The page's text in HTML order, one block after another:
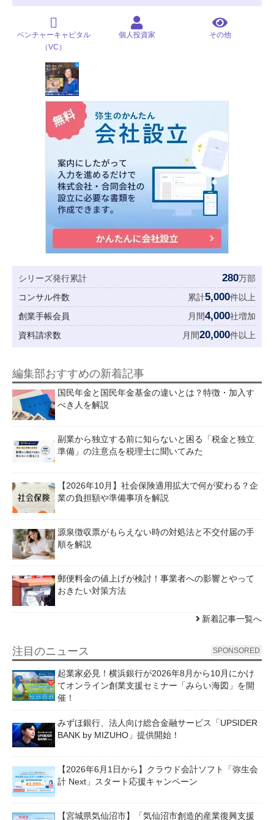
ベンチャーキャピタル
（VC）
個人投資家 その他
シリーズ発行累計 280万部
コンサル件数
累計5,000件以上
創業手帳会員
月間4,000社増加
資料請求数
月間20,000件以上
編集部おすすめの新着記事
国民年金と国民年金基金の違いとは？特徴・加入す
べき人を解説
副業から独立する前に知らないと困る「税金と独立
準備」の注意点を税理士に聞いてみた
【2026年10月】社会保険適用拡大で何が変わる？企
業の負担額や準備事項を解説
源泉徴収票がもらえない時の対処法と不交付届の手
順を解説
郵便料金の値上げが検討！事業者への影響とやって
おきたい対策方法
新着記事一覧へ
注目のニュース SPONSORED
起業家必見！横浜銀行が2026年8月から10月にかけ
てオンライン創業支援セミナー「みらい海図」を開
催！
みずほ銀行、法人向け総合金融サービス「UPSIDER
BANK by MIZUHO」提供開始！
【2026年6月1日から】クラウド会計ソフト「弥生会
計 Next」スタート応援キャンペーン
【宮城県気仙沼市】「気仙沼市創造的産業復興支援